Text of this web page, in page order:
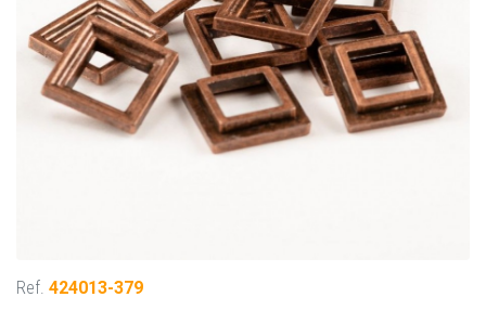
Ref. 424013-379